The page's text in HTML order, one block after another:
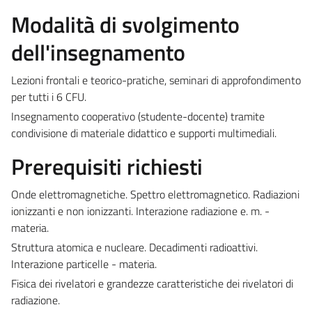
Modalità di svolgimento
dell'insegnamento
Lezioni frontali e teorico-pratiche, seminari di approfondimento
per tutti i 6 CFU.
Insegnamento cooperativo (studente-docente) tramite
condivisione di materiale didattico e supporti multimediali.
Prerequisiti richiesti
Onde elettromagnetiche. Spettro elettromagnetico. Radiazioni
ionizzanti e non ionizzanti. Interazione radiazione e. m. -
materia.
Struttura atomica e nucleare. Decadimenti radioattivi.
Interazione particelle - materia.
Fisica dei rivelatori e grandezze caratteristiche dei rivelatori di
radiazione.